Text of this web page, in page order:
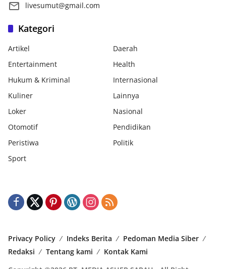
livesumut@gmail.com
Kategori
Artikel
Daerah
Entertainment
Health
Hukum & Kriminal
Internasional
Kuliner
Lainnya
Loker
Nasional
Otomotif
Pendidikan
Peristiwa
Politik
Sport
Privacy Policy Indeks Berita
Pedoman Media Siber
Redaksi
Tentang kami
Kontak Kami